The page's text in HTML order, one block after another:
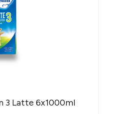
3 Latte 6x1000ml